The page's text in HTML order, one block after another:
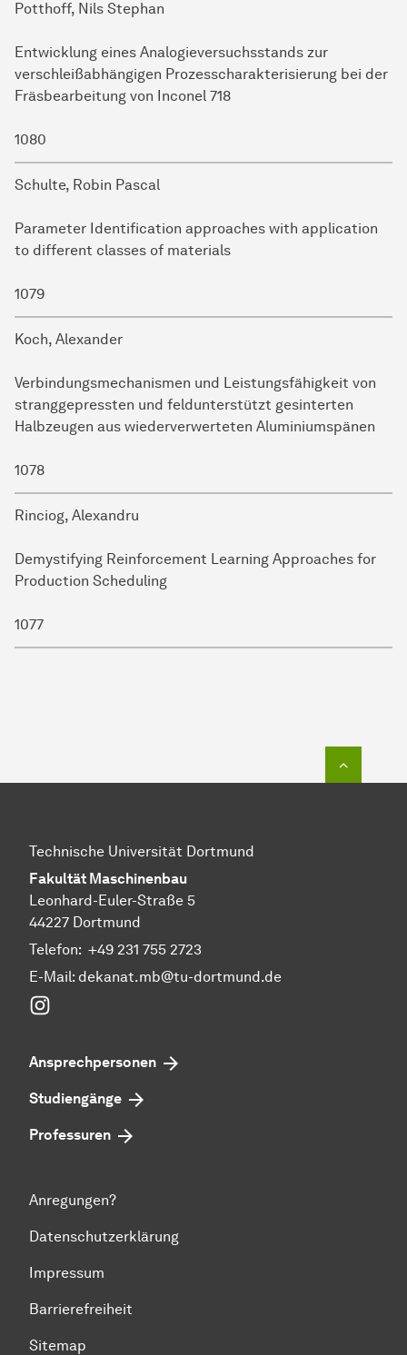
Potthoff, Nils Stephan
Entwicklung eines Analogieversuchsstands zur
verschleißabhängigen Prozesscharakterisierung bei der
Fräsbearbeitung von Inconel 718
1080
Schulte, Robin Pascal
Parameter Identification approaches with application
to different classes of materials
1079
Koch, Alexander
Verbindungsmechanismen und Leistungsfähigkeit von
stranggepressten und feldunterstützt gesinterten
Halbzeugen aus wiederverwerteten Aluminiumspänen
1078
Rinciog, Alexandru
Demystifying Reinforcement Learning Approaches for
Production Scheduling
1077
Technische Universität Dortmund
Fakultät Maschinenbau
Leonhard-Euler-Straße 5
44227 Dortmund
Telefon: +49 231 755 2723
E-Mail: dekanat.mb@tu-dortmund.de
Ansprechpersonen
Studiengänge
Professuren
Anregungen?
Datenschutzerklärung
Impressum
Barrierefreiheit
Sitemap